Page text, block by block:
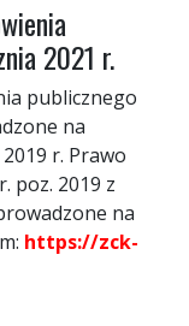
2021 r.
publicznego
na
r. Prawo
poz. 2019 z
na
https://zck-